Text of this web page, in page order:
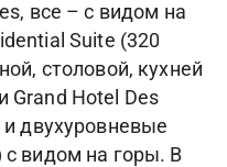
все – с видом на
Suite (320
столовой, кухней
Grand Hotel Des
и двухуровневые
с видом на горы. В